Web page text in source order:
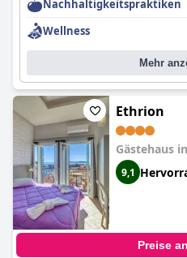
stimmungsvoll, authentisch und
empfehlenswert für alle, die
Niveau suchen.
Nachhaltigkeitspraktiken
Wellness
Mehr
Ethrion
Gästehaus in
9,1
Preise